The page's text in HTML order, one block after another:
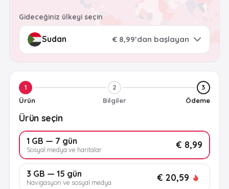
Gideceğiniz ülkeyi seçin
€ 8,99’dan başlayan
1
Ürün
2
Bilgiler
3
Ödeme
Ürün seçin
1 GB — 7 gün
Sosyal medya ve haritalar € 8,99
3 GB — 15 gün
Navigasyon ve sosyal medya € 20,59